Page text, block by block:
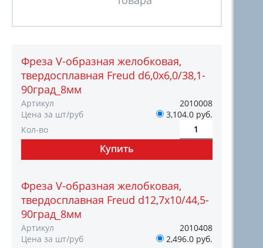
Фреза V-образная желобковая,
твердосплавная Freud d6,0х6,0/38,1-
90град_8мм
Артикул
2010008
Цена за шт/руб
3,104.0 руб.
Кол-во
Фреза V-образная желобковая,
твердосплавная Freud d12,7х10/44,5-
90град_8мм
Артикул
2010408
Цена за шт/руб
2,496.0 руб.